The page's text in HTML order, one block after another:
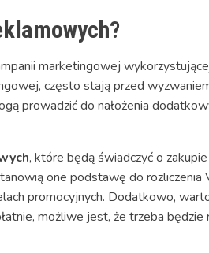
marketingowej
często stają przed
prowadzić do nałożenia
, które będą świadczyć o
one podstawę do rozliczenia
promocyjnych. Dodatkowo,
możliwe jest, że trzeba będzie